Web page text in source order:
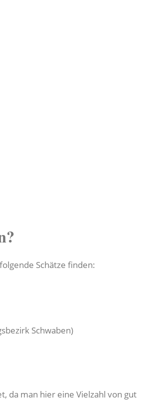
Schätze finden:
Schwaben)
da man hier eine Vielzahl von gut